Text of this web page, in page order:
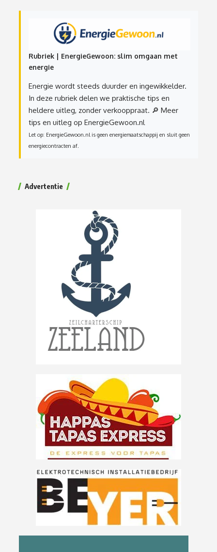
Rubriek | EnergieGewoon: slim omgaan met
energie
Energie wordt steeds duurder en ingewikkelder.
In deze rubriek delen we praktische tips en
heldere uitleg, zonder verkooppraat. 🔎 Meer
tips en uitleg op EnergieGewoon.nl
Let op: EnergieGewoon.nl is geen energiemaatschappij en sluit geen
energiecontracten af.
Advertentie